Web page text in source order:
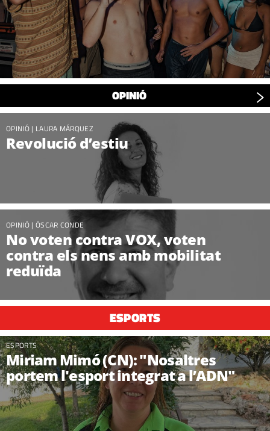
OPINIÓ
OPINIÓ | LAURA MÁRQUEZ
Revolució d’estiu
OPINIÓ | ÓSCAR CONDE
No voten contra VOX, voten
contra els nens amb mobilitat
reduïda
ESPORTS
ESPORTS
Miriam Mimó (CN): "Nosaltres
portem l'esport integrat a l’ADN"